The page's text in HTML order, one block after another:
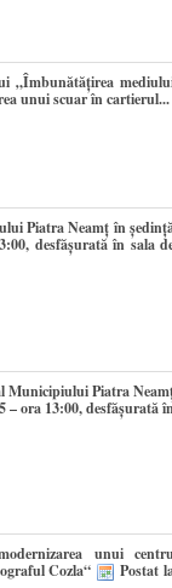
„Îmbunătățirea
unui scuar în cartierul...
Piatra Neamţ în
desfășurată în sala
Municipiului Piatra
– ora 13:00, desfășurată
unui
Cozla“
Postat